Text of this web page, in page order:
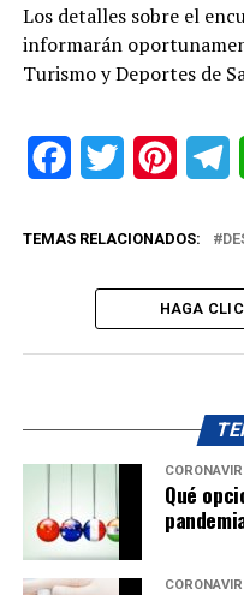
Los detalles sobre el
informarán
Turismo y Deportes de
FacebookTwitter
TEMAS RELACIONADOS:
HAGA
Qué